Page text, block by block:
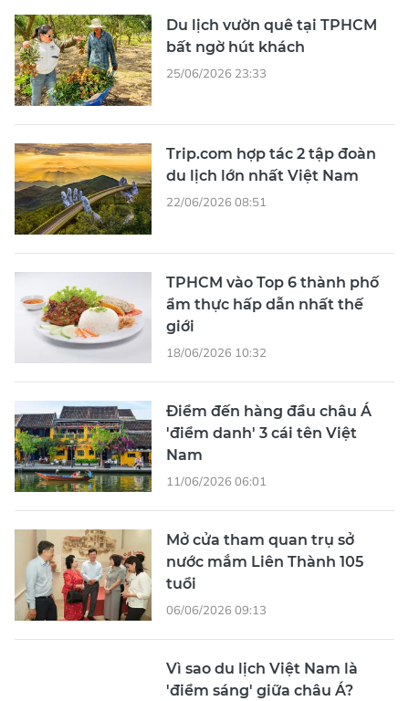
Du lịch vườn quê tại TPHCM
bất ngờ hút khách
25/06/2026 23:33
Trip.com hợp tác 2 tập đoàn
du lịch lớn nhất Việt Nam
22/06/2026 08:51
TPHCM vào Top 6 thành phố
ẩm thực hấp dẫn nhất thế
giới
18/06/2026 10:32
Điểm đến hàng đầu châu Á
'điểm danh' 3 cái tên Việt
Nam
11/06/2026 06:01
Mở cửa tham quan trụ sở
nước mắm Liên Thành 105
tuổi
06/06/2026 09:13
Vì sao du lịch Việt Nam là
'điểm sáng' giữa châu Á?